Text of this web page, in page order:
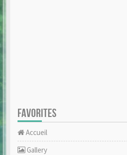
FAVORITES
Accueil
Gallery